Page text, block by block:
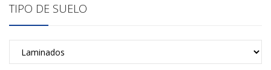
TIPO DE SUELO